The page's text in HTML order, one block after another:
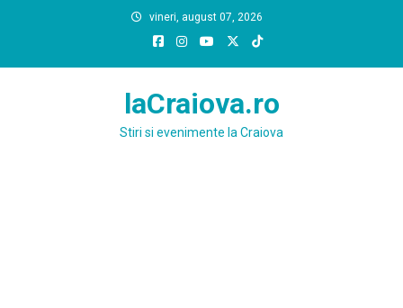
vineri, august 07, 2026
laCraiova.ro
Stiri si evenimente la Craiova